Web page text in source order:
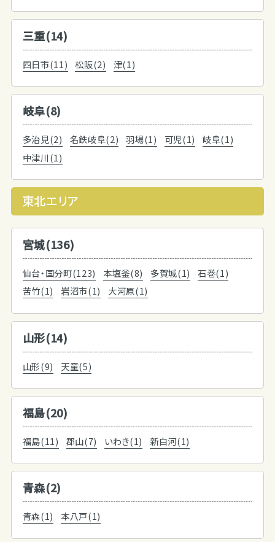
三重(14)
四日市(11) 松阪(2) 津(1)
岐阜(8)
多治見(2) 名鉄岐阜(2) 羽場(1) 可児(1)
岐阜(1)
中津川(1)
東北エリア
宮城(136)
仙台・国分町(123) 本塩釜(8) 多賀城(1)
石巻(1)
苦竹(1)
岩沼市(1) 大河原(1)
山形(14)
山形(9) 天童(5)
福島(20)
福島(11) 郡山(7) いわき(1) 新白河(1)
青森(2)
青森(1) 本八戸(1)